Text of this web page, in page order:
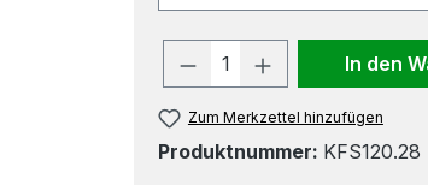
Produkt Anzahl:
In den
Zum Merkzettel hinzufügen
Produktnummer: KFS120.28